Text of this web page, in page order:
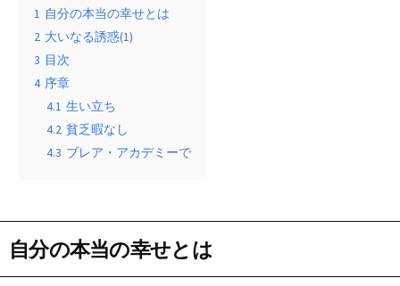
1 自分の本当の幸せとは
2 大いなる誘惑(1)
3 目次
4 序章
4.1 生い立ち
4.2 貧乏暇なし
4.3 ブレア・アカデミーで
自分の本当の幸せとは